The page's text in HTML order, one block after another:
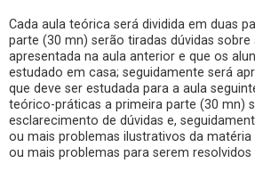
Cada aula teórica será dividida em duas
parte (30 mn) serão tiradas dúvidas
apresentada na aula anterior e que os
estudado em casa; seguidamente será
que deve ser estudada para a aula
teórico-práticas a primeira parte (30 mn)
esclarecimento de dúvidas e,
ou mais problemas ilustrativos da
ou mais problemas para serem resolvidos